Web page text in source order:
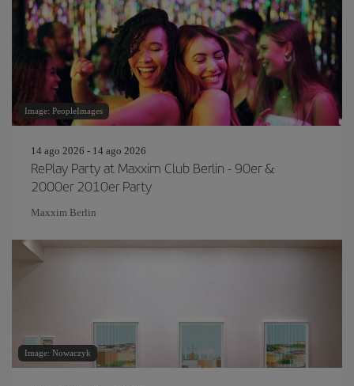
Image: PeopleImages
14 ago 2026 - 14 ago 2026
RePlay Party at Maxxim Club Berlin - 90er &
2000er 2010er Party
Maxxim Berlin
Image: Nowaczyk